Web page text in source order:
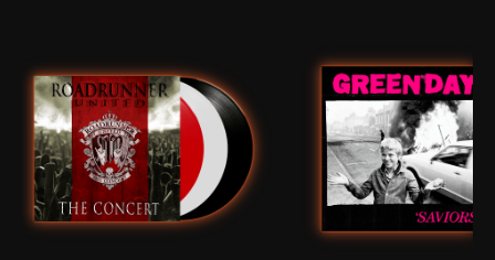
Нужна
помощь?
Напишите нам, мы ответим
на все вопросы и поможем
с заказом